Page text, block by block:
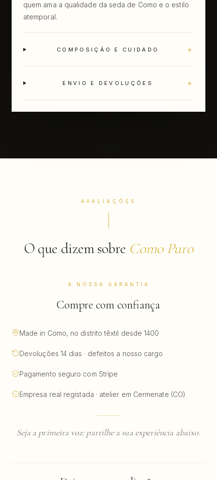
quem ama a qualidade da seda de Como e o estilo
atemporal.
COMPOSIÇÃO E CUIDADO +
ENVIO E DEVOLUÇÕES +
AVALIAÇÕES
O que dizem sobre Como Puro
A NOSSA GARANTIA
Compre com confiança
Made in Como, no distrito têxtil desde 1400
Devoluções 14 dias · defeitos a nosso cargo
Pagamento seguro com Stripe
Empresa real registada · atelier em Cermenate (CO)
Seja a primeira voz: partilhe a sua experiência abaixo.